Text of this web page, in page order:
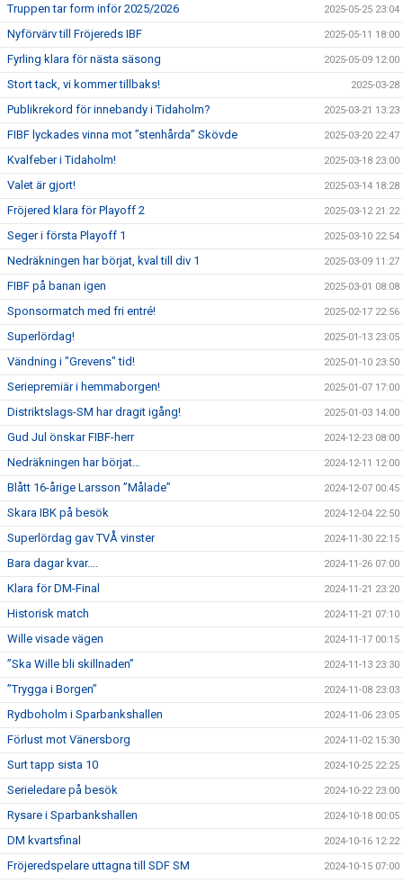
Truppen tar form inför 2025/2026 2025-05-25 23:04
Nyförvärv till Fröjereds IBF 2025-05-11 18:00
Fyrling klara för nästa säsong 2025-05-09 12:00
Stort tack, vi kommer tillbaks! 2025-03-28
Publikrekord för innebandy i Tidaholm? 2025-03-21 13:23
FIBF lyckades vinna mot ”stenhårda” Skövde 2025-03-20 22:47
Kvalfeber i Tidaholm! 2025-03-18 23:00
Valet är gjort! 2025-03-14 18:28
Fröjered klara för Playoff 2 2025-03-12 21:22
Seger i första Playoff 1 2025-03-10 22:54
Nedräkningen har börjat, kval till div 1 2025-03-09 11:27
FIBF på banan igen 2025-03-01 08:08
Sponsormatch med fri entré! 2025-02-17 22:56
Superlördag! 2025-01-13 23:05
Vändning i "Grevens" tid! 2025-01-10 23:50
Seriepremiär i hemmaborgen! 2025-01-07 17:00
Distriktslags-SM har dragit igång! 2025-01-03 14:00
Gud Jul önskar FIBF-herr 2024-12-23 08:00
Nedräkningen har börjat… 2024-12-11 12:00
Blått 16-årige Larsson ”Målade” 2024-12-07 00:45
Skara IBK på besök 2024-12-04 22:50
Superlördag gav TVÅ vinster 2024-11-30 22:15
Bara dagar kvar…. 2024-11-26 07:00
Klara för DM-Final 2024-11-21 23:20
Historisk match 2024-11-21 07:10
Wille visade vägen 2024-11-17 00:15
”Ska Wille bli skillnaden” 2024-11-13 23:30
”Trygga i Borgen” 2024-11-08 23:03
Rydboholm i Sparbankshallen 2024-11-06 23:05
Förlust mot Vänersborg 2024-11-02 15:30
Surt tapp sista 10 2024-10-25 22:25
Serieledare på besök 2024-10-22 23:00
Rysare i Sparbankshallen 2024-10-18 00:05
DM kvartsfinal 2024-10-16 12:22
Fröjeredspelare uttagna till SDF SM 2024-10-15 07:00